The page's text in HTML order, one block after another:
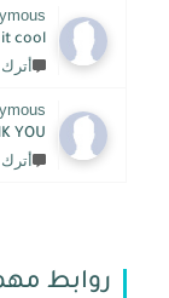
it cool
أترك
YOU
أترك
روابط